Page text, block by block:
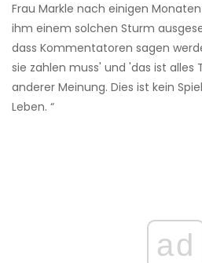
Frau Markle nach einigen
ihm einem solchen Sturm
dass Kommentatoren sagen
sie zahlen muss' und 'das ist alles
anderer Meinung. Dies ist kein
Leben. “
ad